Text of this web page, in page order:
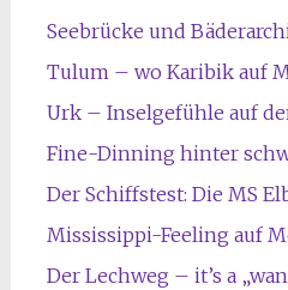
Seebrücke und
Tulum – wo Karibik auf
Urk – Inselgefühle auf
Fine-Dinning hinter
Der Schiffstest: Die MS
Mississippi-Feeling auf
Der Lechweg – it’s a